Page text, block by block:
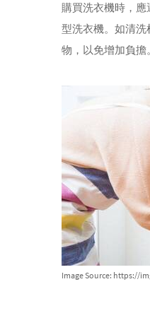
購買洗衣機時，
型洗衣機。如清
物，以免增加負擔。
Image Source: https://